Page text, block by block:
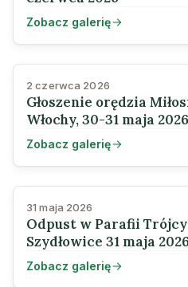
Zobacz galerię
2 czerwca 2026
Głoszenie orędzia
Włochy, 30-31 maja 2026
Zobacz galerię
31 maja 2026
Odpust w Parafii
Szydłowice 31 maja
Zobacz galerię